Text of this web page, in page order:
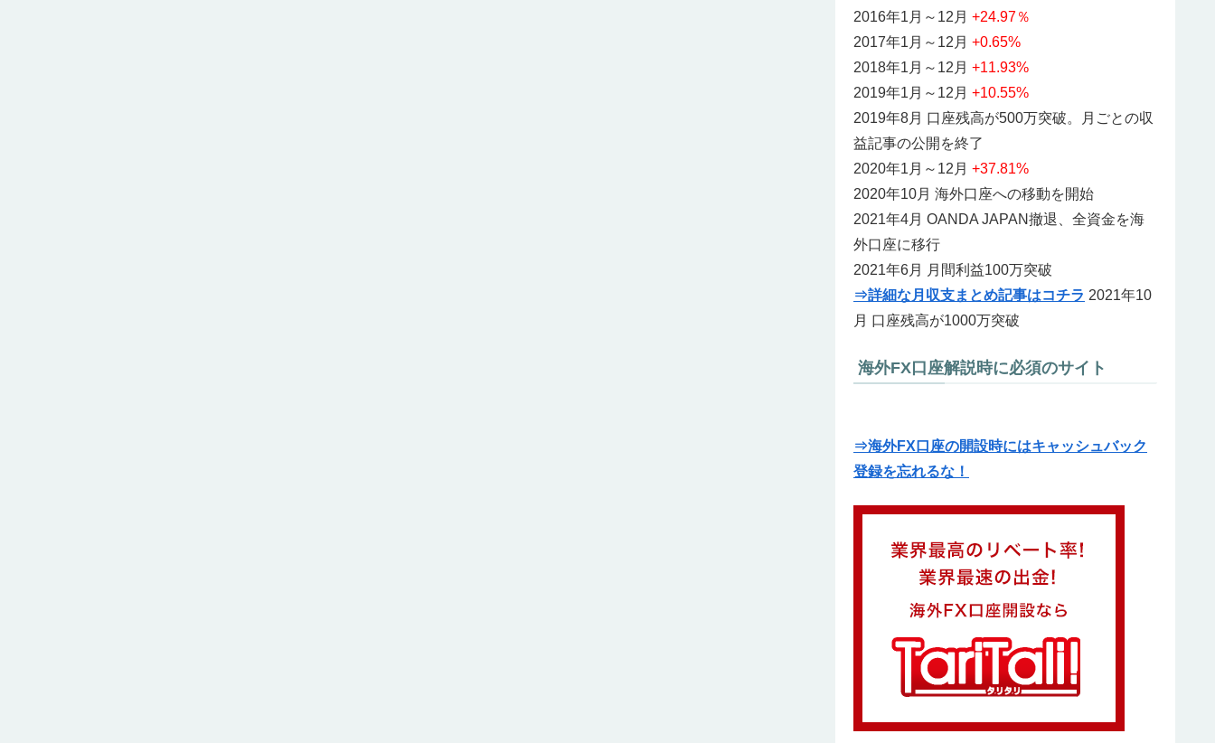
2016年1月～12月 +24.97％
2017年1月～12月 +0.65%
2018年1月～12月 +11.93%
2019年1月～12月 +10.55%
2019年8月 口座残高が500万突破。月ごとの収
益記事の公開を終了
2020年1月～12月 +37.81%
2020年10月 海外口座への移動を開始
2021年4月 OANDA JAPAN撤退、全資金を海
外口座に移行
2021年6月 月間利益100万突破
⇒詳細な月収支まとめ記事はコチラ 2021年10
月 口座残高が1000万突破
海外FX口座解説時に必須のサイト
⇒海外FX口座の開設時にはキャッシュバック
登録を忘れるな！